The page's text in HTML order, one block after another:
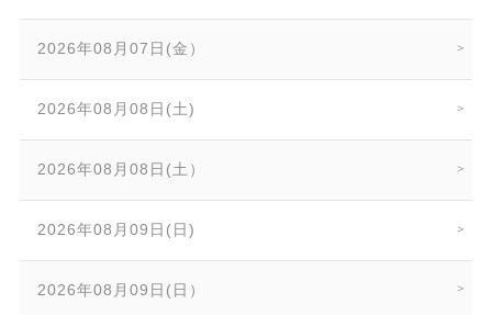
2026年08月07日(金）
2026年08月08日(土)
2026年08月08日(土）
2026年08月09日(日)
2026年08月09日(日）